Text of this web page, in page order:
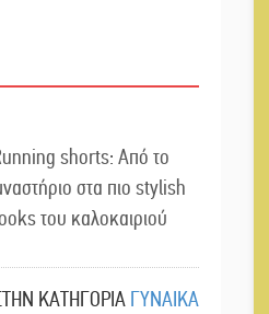
shorts: Από το
στα πιο stylish
του καλοκαιριού
ΚΑΤΗΓΟΡΙΑ ΓΥΝΑΙΚΑ